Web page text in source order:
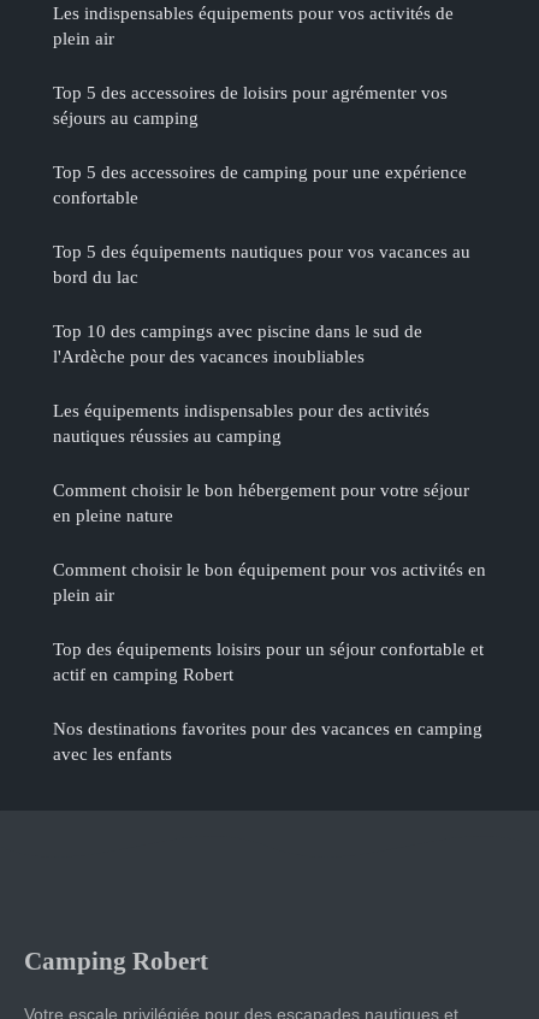
Les indispensables équipements pour vos activités de
plein air
Top 5 des accessoires de loisirs pour agrémenter vos
séjours au camping
Top 5 des accessoires de camping pour une expérience
confortable
Top 5 des équipements nautiques pour vos vacances au
bord du lac
Top 10 des campings avec piscine dans le sud de
l'Ardèche pour des vacances inoubliables
Les équipements indispensables pour des activités
nautiques réussies au camping
Comment choisir le bon hébergement pour votre séjour
en pleine nature
Comment choisir le bon équipement pour vos activités en
plein air
Top des équipements loisirs pour un séjour confortable et
actif en camping Robert
Nos destinations favorites pour des vacances en camping
avec les enfants
Camping Robert
Votre escale privilégiée pour des escapades nautiques et